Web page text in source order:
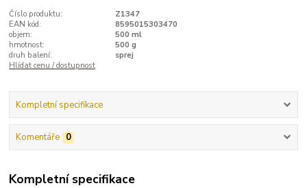
Číslo produktu:
Z1347
EAN kód:
8595015303470
objem:
500 ml
hmotnost:
500 g
druh balení:
sprej
Hlídat cenu / dostupnost
Kompletní specifikace
Komentáře 0
Kompletní specifikace